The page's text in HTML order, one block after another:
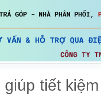
giúp tiết